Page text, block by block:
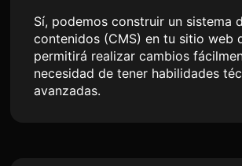
Sí, podemos construir un sistema
contenidos (CMS) en tu sitio web
permitirá realizar cambios
necesidad de tener habilidades
avanzadas.